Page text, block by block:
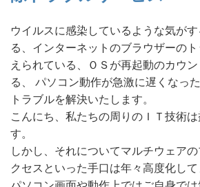
ウイルスに感染しているような気が
る、インターネットのブラウザーの
えられている、ＯＳが再起動のカウ
る、 パソコン動作が急激に遅くなっ
トラブルを解決いたします。
こんにち、私たちの周りのＩＴ技術
す。
しかし、それについてマルチウェア
クセスといった手口は年々高度化して